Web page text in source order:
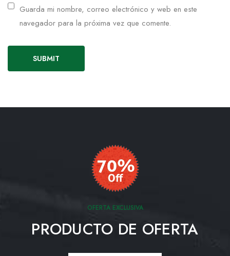
Guarda mi nombre, correo electrónico y web en este
navegador para la próxima vez que comente.
OFERTA EXCLUSIVA
PRODUCTO DE OFERTA